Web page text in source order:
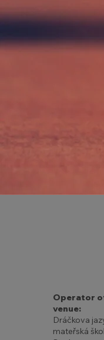
Operator
venue:
Dráčkova
mateřská